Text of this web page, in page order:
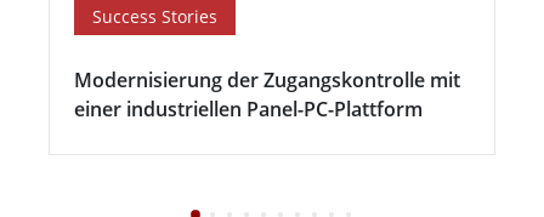
Success Stories
Modernisierung der Zugangskontrolle mit
einer industriellen Panel-PC-Plattform